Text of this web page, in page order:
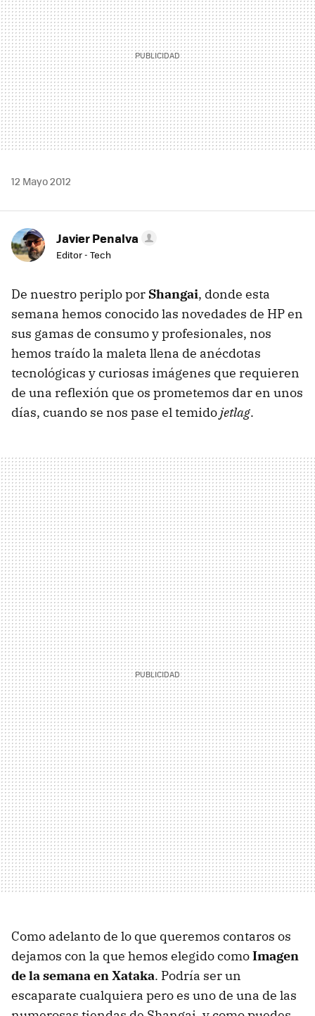
12 Mayo 2012
Javier Penalva
Editor - Tech
De nuestro periplo por Shangai, donde esta
semana hemos conocido las novedades de HP en
sus gamas de consumo y profesionales, nos
hemos traído la maleta llena de anécdotas
tecnológicas y curiosas imágenes que requieren
de una reflexión que os prometemos dar en unos
días, cuando se nos pase el temido jetlag.
Como adelanto de lo que queremos contaros os
dejamos con la que hemos elegido comoImagen
de la semana en Xataka. Podría ser un
escaparate cualquiera pero es uno de una de las